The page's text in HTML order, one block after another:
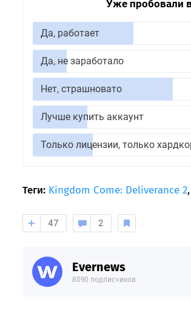
Уже пробовали
Да, работает
Да, не заработало
Нет, страшновато
Лучше купить аккаунт
Только лицензии, только
Теги: Kingdom Come: Deliverance 2,
47 2
Evernews
8090 подписчиков